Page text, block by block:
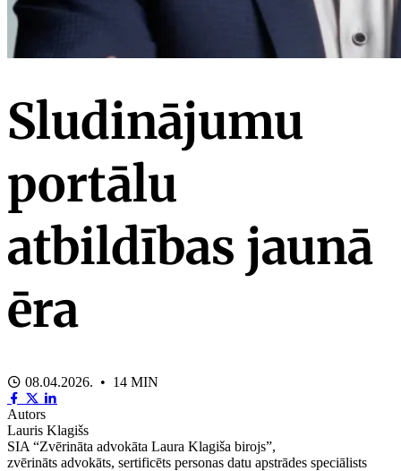
Sludinājumu
portālu
atbildības jaunā
ēra
08.04.2026. • 14 MIN
Autors
Lauris Klagišs
SIA “Zvērināta advokāta Laura Klagiša birojs”,
zvērināts advokāts, sertificēts personas datu apstrādes speciālists